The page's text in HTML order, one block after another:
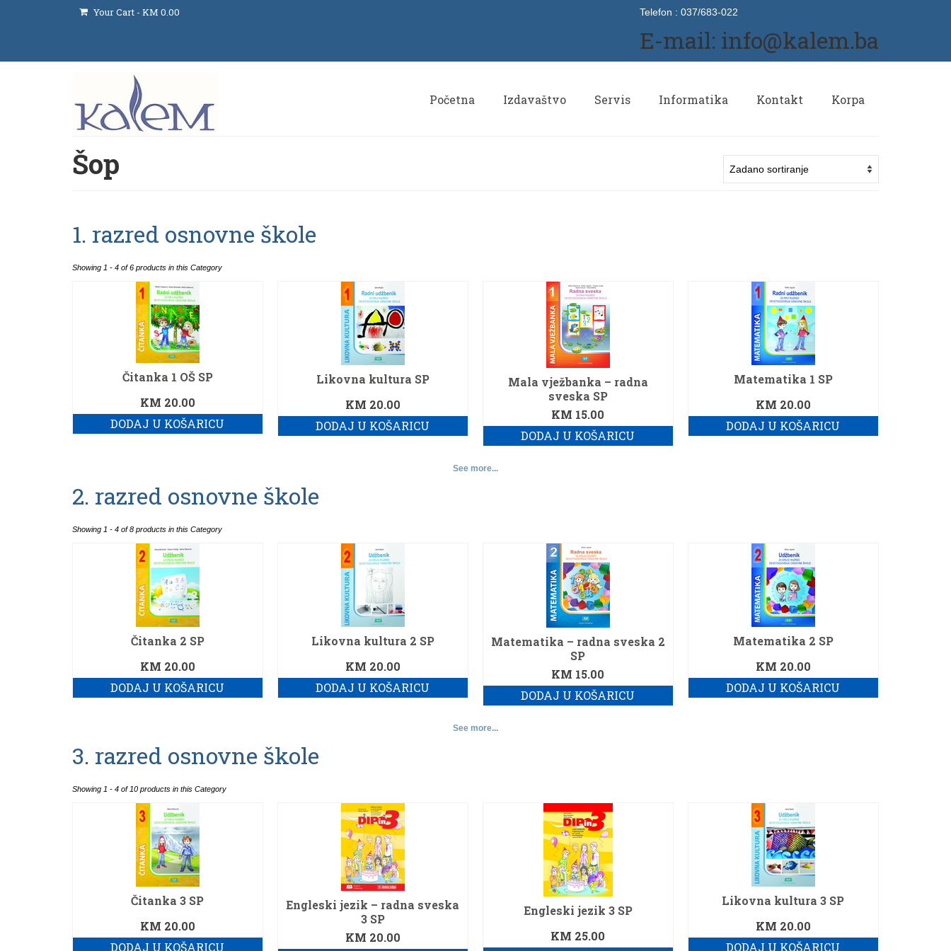
Your Cart - KM 0.00 Telefon : 037/683-022
E-mail: info@kalem.ba
Početna Izdavaštvo Servis Informatika Kontakt Korpa
Šop
1. razred osnovne škole
Showing 1 - 4 of 6 products in this Category
Čitanka 1 OŠ SP
KM 20.00
DODAJ U KOŠARICU
Likovna kultura SP
KM 20.00
DODAJ U KOŠARICU
Mala vježbanka – radna
sveska SP
KM 15.00
DODAJ U KOŠARICU
Matematika 1 SP
KM 20.00
DODAJ U KOŠARICU
See more...
2. razred osnovne škole
Showing 1 - 4 of 8 products in this Category
Čitanka 2 SP
KM 20.00
DODAJ U KOŠARICU
Likovna kultura 2 SP
KM 20.00
DODAJ U KOŠARICU
Matematika – radna sveska 2
SP
KM 15.00
DODAJ U KOŠARICU
Matematika 2 SP
KM 20.00
DODAJ U KOŠARICU
See more...
3. razred osnovne škole
Showing 1 - 4 of 10 products in this Category
Čitanka 3 SP
KM 20.00
DODAJ U KOŠARICU
Engleski jezik – radna sveska
3 SP
KM 20.00
Engleski jezik 3 SP
KM 25.00
Likovna kultura 3 SP
KM 20.00
DODAJ U KOŠARICU